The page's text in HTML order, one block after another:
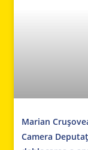
Marian
Camera